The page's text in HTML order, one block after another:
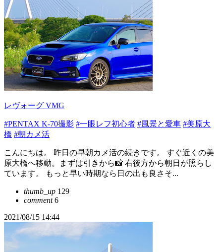
レヴォーグ VMG
#PENTAX K-70撮影 #一眼レフ初心者 #風景と愛車 #美原大
橋 #朝カメ活
こんにちは。 昨日の早朝カメ活の続きです。 すぐ近くの美
原大橋へ移動。まずは引きから📸 右後方から朝日が照らし
ています。 もっと早い時期なら日の出も良さそ...
thumb_up 129
comment6
2021/08/15 14:44